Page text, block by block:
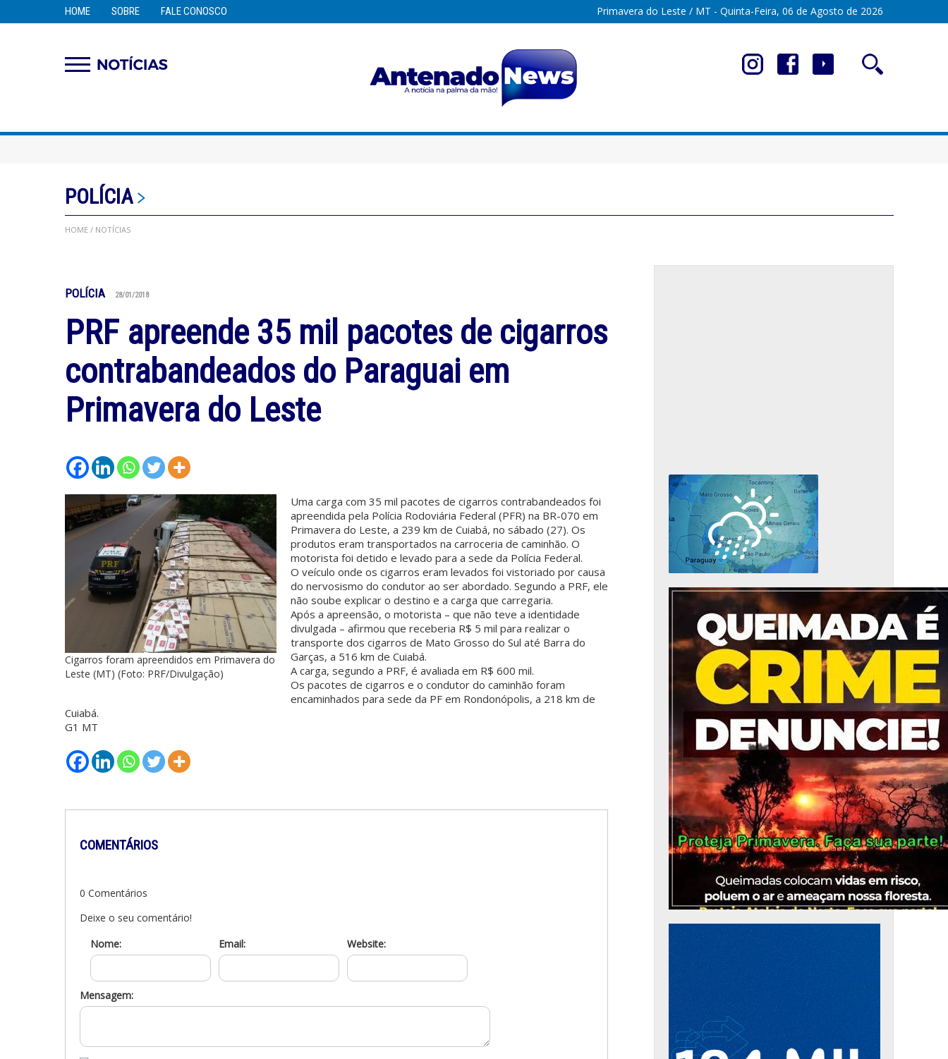
HOME SOBRE FALE CONOSCO Primavera do Leste / MT - Quinta-Feira, 06 de Agosto de 2026
POLÍCIA
HOME / NOTÍCIAS
POLÍCIA 28/01/2018
PRF apreende 35 mil pacotes de cigarros
contrabandeados do Paraguai em
Primavera do Leste
Cigarros foram apreendidos em Primavera do
Leste (MT) (Foto: PRF/Divulgação)
Uma carga com 35 mil pacotes de cigarros contrabandeados foi
apreendida pela Polícia Rodoviária Federal (PFR) na BR-070 em
Primavera do Leste, a 239 km de Cuiabá, no sábado (27). Os
produtos eram transportados na carroceria de caminhão. O
motorista foi detido e levado para a sede da Polícia Federal.
O veículo onde os cigarros eram levados foi vistoriado por causa
do nervosismo do condutor ao ser abordado. Segundo a PRF, ele
não soube explicar o destino e a carga que carregaria.
Após a apreensão, o motorista – que não teve a identidade
divulgada – afirmou que receberia R$ 5 mil para realizar o
transporte dos cigarros de Mato Grosso do Sul até Barra do
Garças, a 516 km de Cuiabá.
A carga, segundo a PRF, é avaliada em R$ 600 mil.
Os pacotes de cigarros e o condutor do caminhão foram
encaminhados para sede da PF em Rondonópolis, a 218 km de
Cuiabá.
G1 MT
COMENTÁRIOS
0 Comentários
Deixe o seu comentário!
Nome:
Email: Website:
Mensagem: